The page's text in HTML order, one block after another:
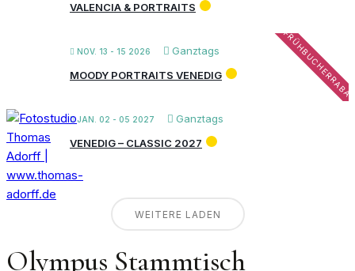
VALENCIA & PORTRAITS
NOV. 13 - 15 2026 Ganztags
MOODY PORTRAITS VENEDIG
JAN. 02 - 05 2027
Ganztags
VENEDIG – CLASSIC 2027
WEITERE LADEN
Olympus Stammtisch